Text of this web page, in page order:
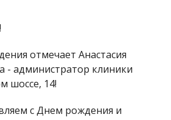
отмечает Анастасия
- администратор клиники
шоссе, 14!
с Днем рождения и